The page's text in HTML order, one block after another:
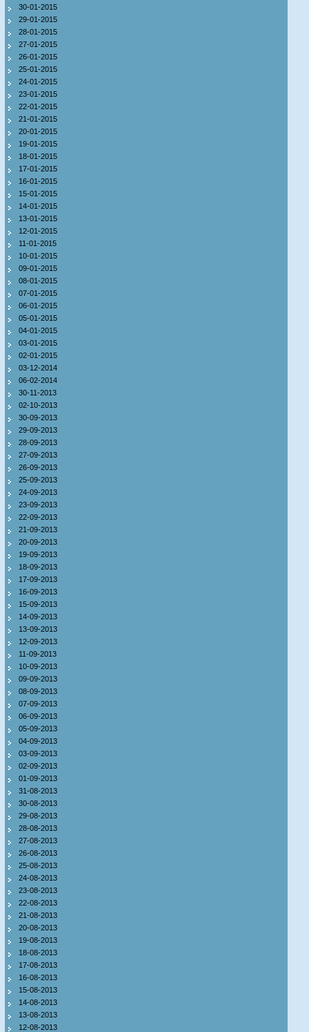
30-01-2015
29-01-2015
28-01-2015
27-01-2015
26-01-2015
25-01-2015
24-01-2015
23-01-2015
22-01-2015
21-01-2015
20-01-2015
19-01-2015
18-01-2015
17-01-2015
16-01-2015
15-01-2015
14-01-2015
13-01-2015
12-01-2015
11-01-2015
10-01-2015
09-01-2015
08-01-2015
07-01-2015
06-01-2015
05-01-2015
04-01-2015
03-01-2015
02-01-2015
03-12-2014
06-02-2014
30-11-2013
02-10-2013
30-09-2013
29-09-2013
28-09-2013
27-09-2013
26-09-2013
25-09-2013
24-09-2013
23-09-2013
22-09-2013
21-09-2013
20-09-2013
19-09-2013
18-09-2013
17-09-2013
16-09-2013
15-09-2013
14-09-2013
13-09-2013
12-09-2013
11-09-2013
10-09-2013
09-09-2013
08-09-2013
07-09-2013
06-09-2013
05-09-2013
04-09-2013
03-09-2013
02-09-2013
01-09-2013
31-08-2013
30-08-2013
29-08-2013
28-08-2013
27-08-2013
26-08-2013
25-08-2013
24-08-2013
23-08-2013
22-08-2013
21-08-2013
20-08-2013
19-08-2013
18-08-2013
17-08-2013
16-08-2013
15-08-2013
14-08-2013
13-08-2013
12-08-2013